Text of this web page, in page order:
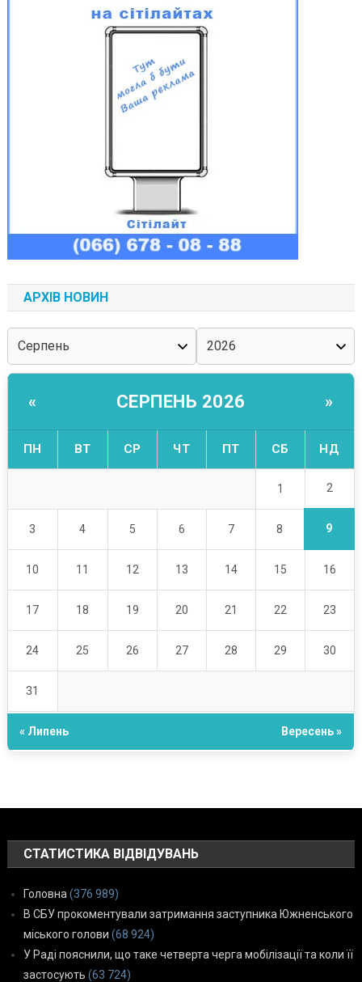
АРХІВ НОВИН
« СЕРПЕНЬ 2026 »
ПН ВТ СР ЧТ ПТ СБ НД
1 2
3 4 5 6 7 8 9
10 11 12 13 14 15 16
17 18 19 20 21 22 23
24 25 26 27 28 29 30
31
« Липень Вересень »
СТАТИСТИКА ВІДВІДУВАНЬ
Головна (376 989)
В СБУ прокоментували затримання заступника Южненського
міського голови (68 924)
У Раді пояснили, що таке четверта черга мобілізації та коли її
застосують (63 724)